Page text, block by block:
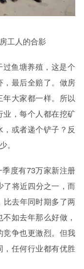
工人的合影
鱼塘养殖，这是个
最后全赔了。做房
大家都一样。所以
，每个人都在挖矿
或者递个铲子？反
。
度有73万家新注册
了将近四分之一，而
比去年同时期多了两
如去年那么好做，
争也更激烈。但我
任何行业都有优胜